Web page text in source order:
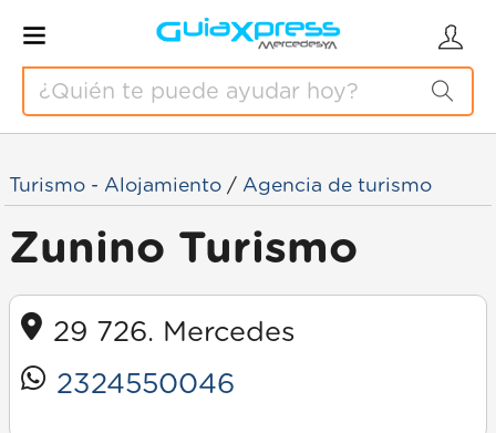
Turismo - Alojamiento / Agencia de turismo
Zunino Turismo
29 726. Mercedes
2324550046